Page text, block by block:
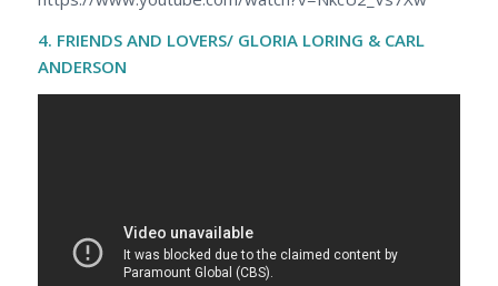
4. FRIENDS AND LOVERS/ GLORIA LORING & CARL
ANDERSON